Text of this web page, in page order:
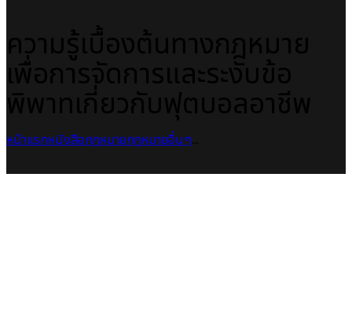
หน้าแรกหนังสือกฎหมายกฎหมายอื่นๆ